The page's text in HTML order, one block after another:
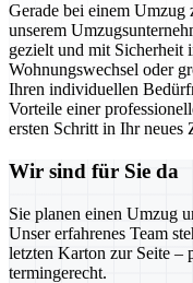
Gerade bei einem
unserem
gezielt und mit Sicherheit
Wohnungswechsel oder
Ihren individuellen
Vorteile einer
ersten Schritt in Ihr neues
Wir sind für Sie da
Sie planen einen Umzug
Unser erfahrenes Team
letzten Karton zur Seite –
termingerecht.